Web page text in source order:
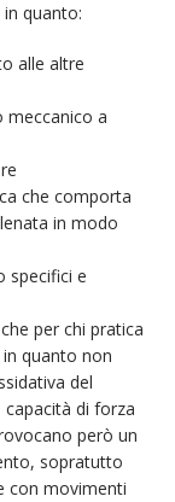
quanto:
alle altre
meccanico a
che comporta
in modo
specifici e
per chi pratica
quanto non
del
di forza
però un
sopratutto
con movimenti